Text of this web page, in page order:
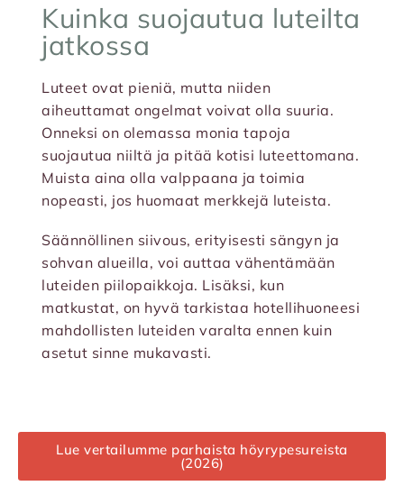
Kuinka suojautua luteilta
jatkossa
Luteet ovat pieniä, mutta niiden
aiheuttamat ongelmat voivat olla suuria.
Onneksi on olemassa monia tapoja
suojautua niiltä ja pitää kotisi luteettomana.
Muista aina olla valppaana ja toimia
nopeasti, jos huomaat merkkejä luteista.
Säännöllinen siivous, erityisesti sängyn ja
sohvan alueilla, voi auttaa vähentämään
luteiden piilopaikkoja. Lisäksi, kun
matkustat, on hyvä tarkistaa hotellihuoneesi
mahdollisten luteiden varalta ennen kuin
asetut sinne mukavasti.
Lue vertailumme parhaista höyrypesureista
(2026)